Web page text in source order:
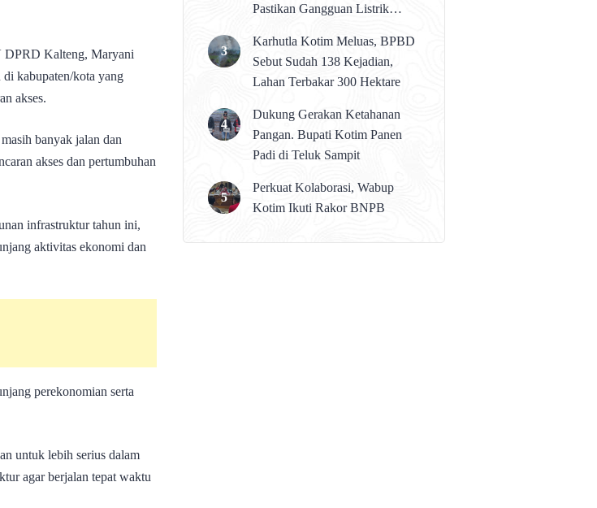
Kalteng, Maryani
di kabupaten/kota yang
akses.
banyak jalan dan
akses dan pertumbuhan
infrastruktur tahun ini,
aktivitas ekonomi dan
perekonomian serta
untuk lebih serius dalam
agar berjalan tepat waktu
Pastikan Gangguan Listrik
Karhutla Kotim Meluas, BPBD
Sebut Sudah 138 Kejadian,
Lahan Terbakar 300 Hektare
Dukung Gerakan Ketahanan
Pangan. Bupati Kotim Panen
Padi di Teluk Sampit
Perkuat Kolaborasi, Wabup
Kotim Ikuti Rakor BNPB